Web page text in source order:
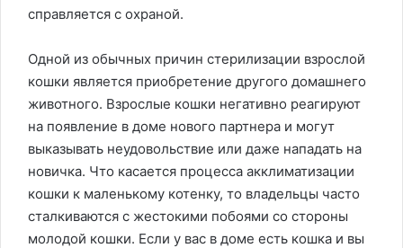
справляется с охраной.
Одной из обычных причин стерилизации взрослой
кошки является приобретение другого домашнего
животного. Взрослые кошки негативно реагируют
на появление в доме нового партнера и могут
выказывать неудовольствие или даже нападать на
новичка. Что касается процесса акклиматизации
кошки к маленькому котенку, то владельцы часто
сталкиваются с жестокими побоями со стороны
молодой кошки. Если у вас в доме есть кошка и вы